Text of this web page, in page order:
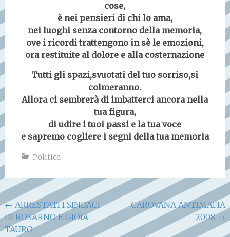
cose,
è nei pensieri di chi lo ama,
nei luoghi senza contorno della memoria,
ove i ricordi trattengono in sè le emozioni,
ora restituite al dolore e alla costernazione
Tutti gli spazi,svuotati del tuo sorriso,si
colmeranno.
Allora ci sembrerà di imbatterci ancora nella
tua figura,
di udire i tuoi passi e la tua voce
e sapremo cogliere i segni della tua memoria
Politica
Navigazione
articoli
← ARRESTATI I SINDACI
DI ROSARNO E GIOIA
TAURO
CAROVANA ANTIMAFIA
2008→